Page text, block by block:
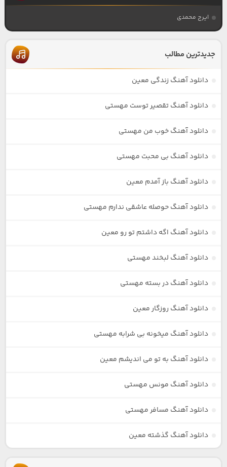
ایرج محمدی
جدیدترین مطالب
دانلود آهنگ زندگی معین
دانلود آهنگ تقصیر توست مهستی
دانلود آهنگ خوب من مهستی
دانلود آهنگ بی محبت مهستی
دانلود آهنگ باز آمدم معین
دانلود آهنگ حوصله عاشقی ندارم مهستی
دانلود آهنگ اگه داشتم تو رو معین
دانلود آهنگ لبخند مهستی
دانلود آهنگ در بسته مهستی
دانلود آهنگ روزگار معین
دانلود آهنگ میخونه بی شرابه مهستی
دانلود آهنگ به تو می اندیشم معین
دانلود آهنگ مونس مهستی
دانلود آهنگ مسافر مهستی
دانلود آهنگ گذشته معین